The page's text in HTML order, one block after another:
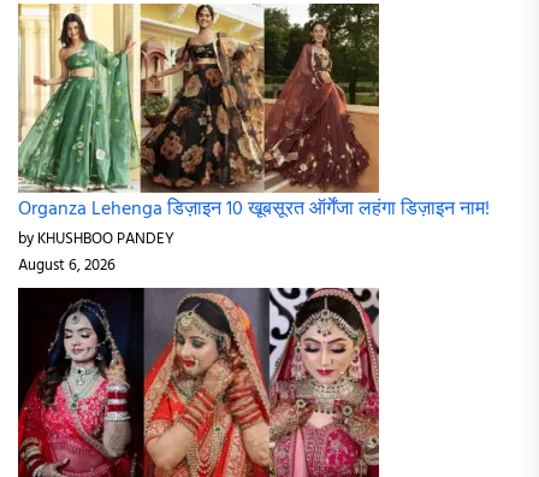
Organza Lehenga डिज़ाइन 10 खूबसूरत ऑर्गेंजा लहंगा डिज़ाइन नाम!
by KHUSHBOO PANDEY
August 6, 2026